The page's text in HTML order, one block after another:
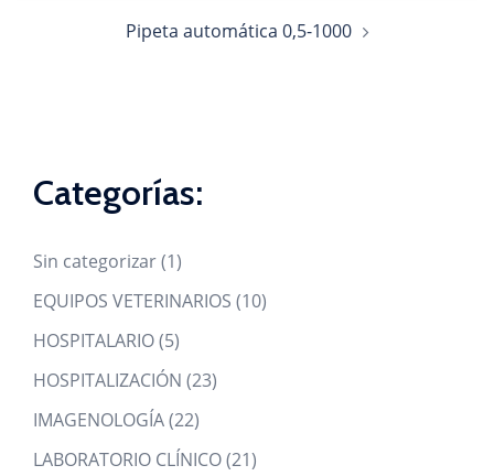
Pipeta automática 0,5-1000
Categorías:
Sin categorizar 11
product
EQUIPOS VETERINARIOS 1010
HOSPITALARIO 55
products
HOSPITALIZACIÓN 2323
IMAGENOLOGÍA 2222
products
LABORATORIO CLÍNICO 2121